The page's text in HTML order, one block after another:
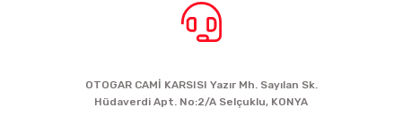
OTOGAR CAMİ KARSISI Yazır Mh. Sayılan Sk.
Hüdaverdi Apt. No:2/A Selçuklu, KONYA